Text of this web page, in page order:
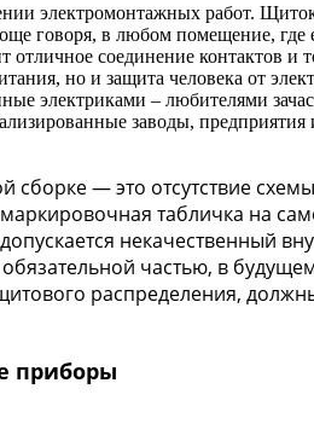
электромонтажных работ.
говоря, в любом помещение, где
соединение контактов и
но и защита человека от
электриками – любителями
заводы,
— это отсутствие
табличка на
некачественный
частью, в
распределения,
приборы